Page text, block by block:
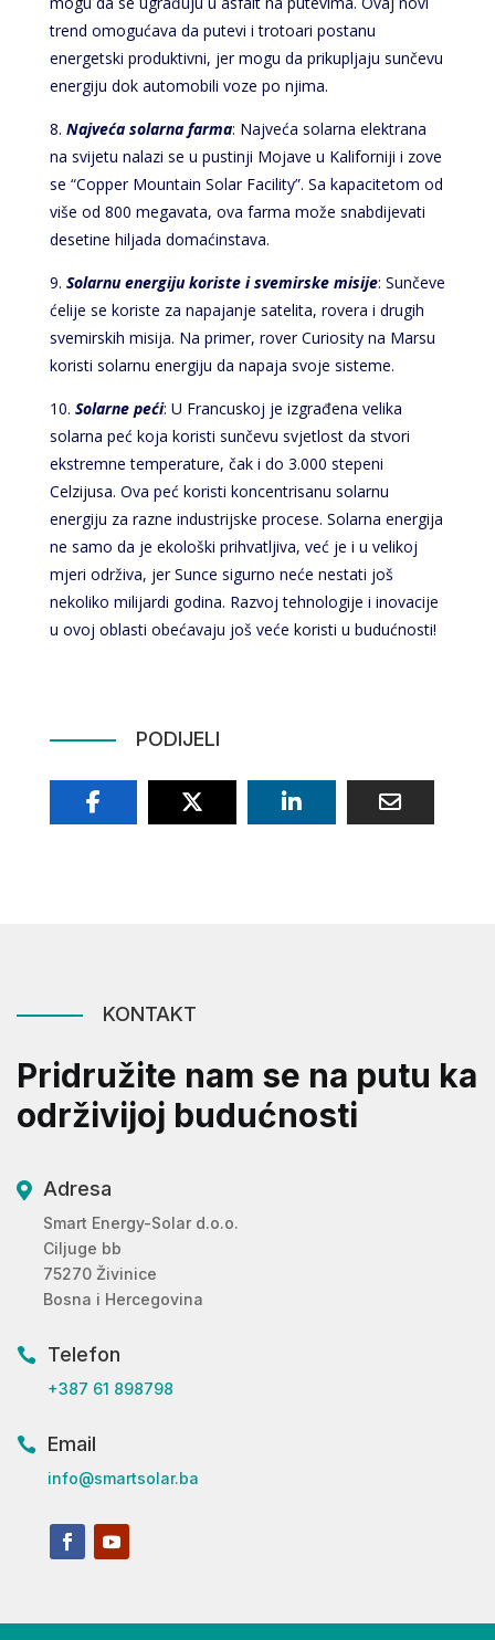
trend omogućava da putevi i trotoari postanu
energetski produktivni, jer mogu da prikupljaju sunčevu
energiju dok automobili voze po njima.
8. Najveća solarna farma: Najveća solarna elektrana
na svijetu nalazi se u pustinji Mojave u Kaliforniji i zove
se “Copper Mountain Solar Facility”. Sa kapacitetom od
više od 800 megavata, ova farma može snabdijevati
desetine hiljada domaćinstava.
9. Solarnu energiju koriste i svemirske misije: Sunčeve
ćelije se koriste za napajanje satelita, rovera i drugih
svemirskih misija. Na primer, rover Curiosity na Marsu
koristi solarnu energiju da napaja svoje sisteme.
10. Solarne peći: U Francuskoj je izgrađena velika
solarna peć koja koristi sunčevu svjetlost da stvori
ekstremne temperature, čak i do 3.000 stepeni
Celzijusa. Ova peć koristi koncentrisanu solarnu
energiju za razne industrijske procese. Solarna energija
ne samo da je ekološki prihvatljiva, već je i u velikoj
mjeri održiva, jer Sunce sigurno neće nestati još
nekoliko milijardi godina. Razvoj tehnologije i inovacije
u ovoj oblasti obećavaju još veće koristi u budućnosti!
PODIJELI
KONTAKT
Pridružite nam se na putu ka
održivijoj budućnosti
 Adresa
Smart Energy-Solar d.o.o.
Ciljuge bb
75270 Živinice
Bosna i Hercegovina
 Telefon
+387 61 898798
 Email
info@smartsolar.ba